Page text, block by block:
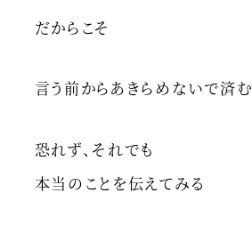
だからこそ
言う前からあきらめないで済む
恐れず、それでも
本当のことを伝えてみる